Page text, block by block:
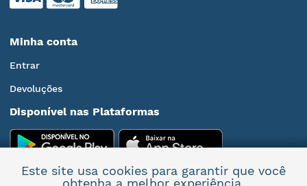
Minha conta
Entrar
Devoluções
Disponível nas Plataformas
Este site usa cookies para garantir que você
obtenha a melhor experiência.